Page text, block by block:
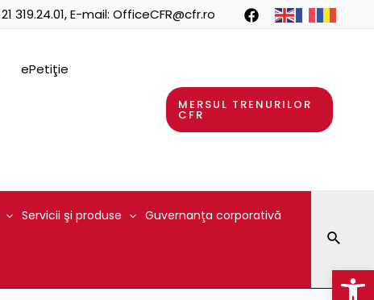
319.24.01, E-mail: OfficeCFR@cfr.ro
ePetiţie
MERSUL TRENURILOR
CFR
Servicii şi produse Guvernanţa corporativă